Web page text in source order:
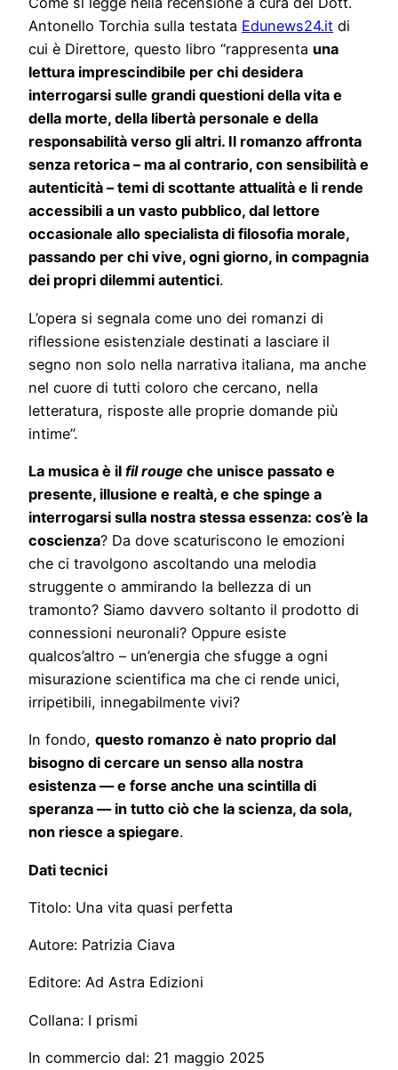
Antonello Torchia sulla testata Edunews24.it di
cui è Direttore, questo libro “rappresenta una
lettura imprescindibile per chi desidera
interrogarsi sulle grandi questioni della vita e
della morte, della libertà personale e della
responsabilità verso gli altri. Il romanzo affronta
senza retorica – ma al contrario, con sensibilità e
autenticità – temi di scottante attualità e li rende
accessibili a un vasto pubblico, dal lettore
occasionale allo specialista di filosofia morale,
passando per chi vive, ogni giorno, in compagnia
dei propri dilemmi autentici.
L’opera si segnala come uno dei romanzi di
riflessione esistenziale destinati a lasciare il
segno non solo nella narrativa italiana, ma anche
nel cuore di tutti coloro che cercano, nella
letteratura, risposte alle proprie domande più
intime”.
La musica è il fil rouge che unisce passato e
presente, illusione e realtà, e che spinge a
interrogarsi sulla nostra stessa essenza: cos’è la
coscienza? Da dove scaturiscono le emozioni
che ci travolgono ascoltando una melodia
struggente o ammirando la bellezza di un
tramonto? Siamo davvero soltanto il prodotto di
connessioni neuronali? Oppure esiste
qualcos’altro – un’energia che sfugge a ogni
misurazione scientifica ma che ci rende unici,
irripetibili, innegabilmente vivi?
In fondo, questo romanzo è nato proprio dal
bisogno di cercare un senso alla nostra
esistenza — e forse anche una scintilla di
speranza — in tutto ciò che la scienza, da sola,
non riesce a spiegare.
Dati tecnici
Titolo: Una vita quasi perfetta
Autore: Patrizia Ciava
Editore: Ad Astra Edizioni
Collana: I prismi
In commercio dal: 21 maggio 2025